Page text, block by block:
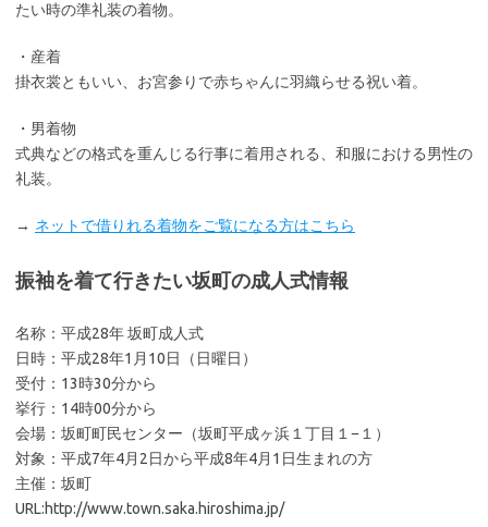
たい時の準礼装の着物。
・産着
掛衣裳ともいい、お宮参りで赤ちゃんに羽織らせる祝い着。
・男着物
式典などの格式を重んじる行事に着用される、和服における男性の
礼装。
→ ネットで借りれる着物をご覧になる方はこちら
振袖を着て行きたい坂町の成人式情報
名称：平成28年 坂町成人式
日時：平成28年1月10日（日曜日）
受付：13時30分から
挙行：14時00分から
会場：坂町町民センター（坂町平成ヶ浜１丁目１−１）
対象：平成7年4月2日から平成8年4月1日生まれの方
主催：坂町
URL:http://www.town.saka.hiroshima.jp/